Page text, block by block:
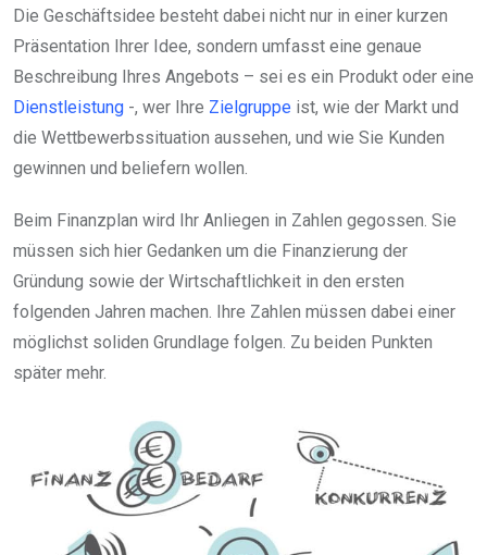
Die Geschäftsidee besteht dabei nicht nur in einer kurzen
Präsentation Ihrer Idee, sondern umfasst eine genaue
Beschreibung Ihres Angebots – sei es ein Produkt oder eine
Dienstleistung -, wer Ihre Zielgruppe ist, wie der Markt und
die Wettbewerbssituation aussehen, und wie Sie Kunden
gewinnen und beliefern wollen.
Beim Finanzplan wird Ihr Anliegen in Zahlen gegossen. Sie
müssen sich hier Gedanken um die Finanzierung der
Gründung sowie der Wirtschaftlichkeit in den ersten
folgenden Jahren machen. Ihre Zahlen müssen dabei einer
möglichst soliden Grundlage folgen. Zu beiden Punkten
später mehr.